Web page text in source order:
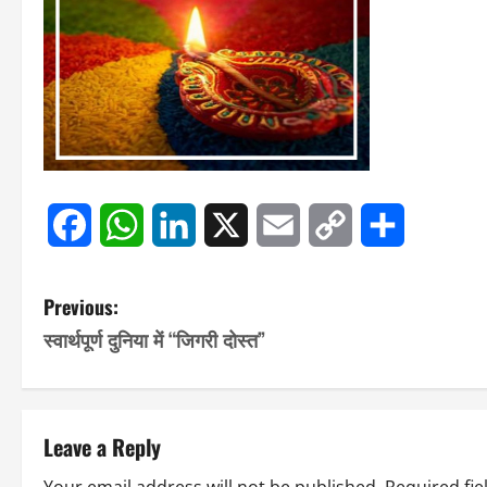
FacebookWhatsAppLinkedIn Email
Copy
P
o
s
t
Previous:
स्वार्थपूर्ण दुनिया में “जिगरी दोस्त”
Leave a Reply